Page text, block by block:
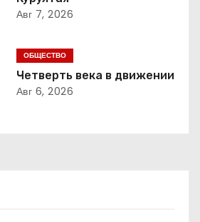
Авг 7, 2026
ОБЩЕСТВО
Четверть века в движении
Авг 6, 2026